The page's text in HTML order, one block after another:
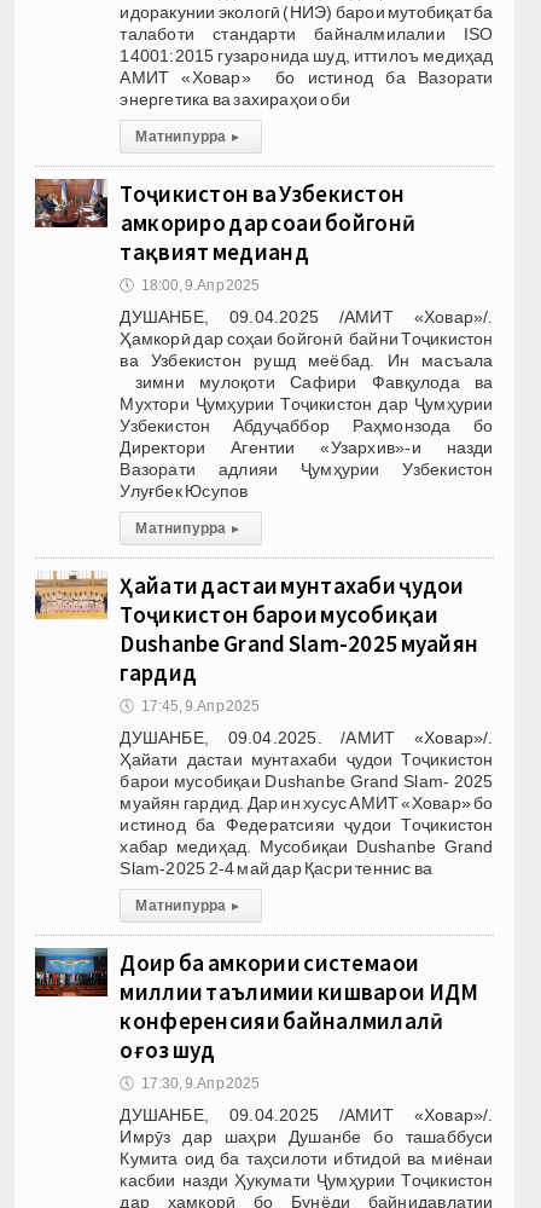
идоракунии экологӣ (НИЭ) барои мутобиқат ба
талаботи стандарти байналмилалии ISO
14001:2015 гузаронида шуд, иттилоъ медиҳад
АМИТ «Ховар» бо истинод ба Вазорати
энергетика ва захираҳои оби
Матни пурра ▸
Тоҷикистон ва Узбекистон
ҳамкориро дар соҳаи бойгонӣ
тақвият медиҳанд
🕔 18:00, 9.Апр 2025
ДУШАНБЕ, 09.04.2025 /АМИТ «Ховар»/.
Ҳамкорӣ дар соҳаи бойгонӣ байни Тоҷикистон
ва Узбекистон рушд меёбад. Ин масъала
зимни мулоқоти Сафири Фавқулода ва
Мухтори Ҷумҳурии Тоҷикистон дар Ҷумҳурии
Узбекистон Абдуҷаббор Раҳмонзода бо
Директори Агентии «Узархив»-и назди
Вазорати адлияи Ҷумҳурии Узбекистон
Улуғбек Юсупов
Матни пурра ▸
Ҳайати дастаи мунтахаби ҷудои
Тоҷикистон барои мусобиқаи
Dushanbe Grand Slam-2025 муайян
гардид
🕔 17:45, 9.Апр 2025
ДУШАНБЕ, 09.04.2025. /АМИТ «Ховар»/.
Ҳайати дастаи мунтахаби ҷудои Тоҷикистон
барои мусобиқаи Dushanbe Grand Slam- 2025
муайян гардид. Дар ин хусус АМИТ «Ховар» бо
истинод ба Федератсияи ҷудои Тоҷикистон
хабар медиҳад. Мусобиқаи Dushanbe Grand
Slam-2025 2-4 май дар Қасри теннис ва
Матни пурра ▸
Доир ба ҳамкории системаҳои
миллии таълимии кишварҳои ИДМ
конференсияи байналмилалӣ
оғоз шуд
🕔 17:30, 9.Апр 2025
ДУШАНБЕ, 09.04.2025 /АМИТ «Ховар»/.
Имрӯз дар шаҳри Душанбе бо ташаббуси
Кумита оид ба таҳсилоти ибтидоӣ ва миёнаи
касбии назди Ҳукумати Ҷумҳурии Тоҷикистон
дар ҳамкорӣ бо Бунёди байнидавлатии